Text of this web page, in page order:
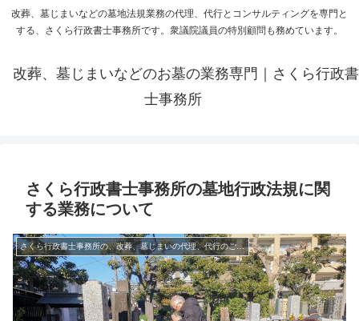
改葬、墓じまいなどの墓地法規業務の代理、代行とコンサルティングを専門と
する、さくら行政書士事務所です。衆議院議員の特別顧問も務めています。
改葬、墓じまいなどのお墓の業務専門｜さくら行政書
士事務所
さくら行政書士事務所の墓地行政法規に関
する業務について
さくら行政書士事務所の、改葬、墓じまいの代理、代行のご案内